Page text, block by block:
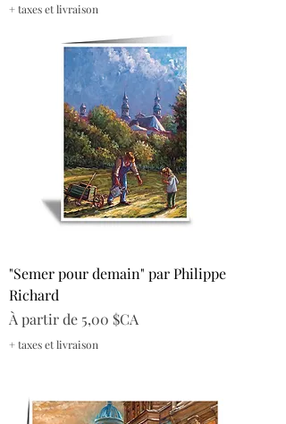
+ taxes et livraison
"Semer pour demain" par Philippe
Richard
À partir de 5,00 $CA
Prix promotionnel
+ taxes et livraison